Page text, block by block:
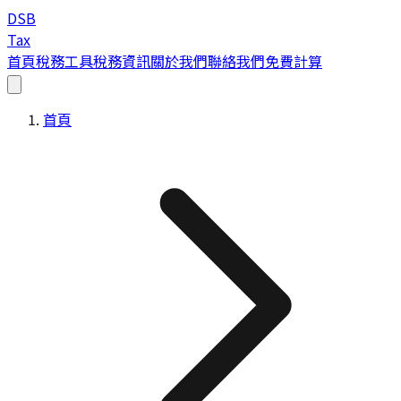
DSB
Tax
首頁稅務工具稅務資訊關於我們聯絡我們免費計算
首頁